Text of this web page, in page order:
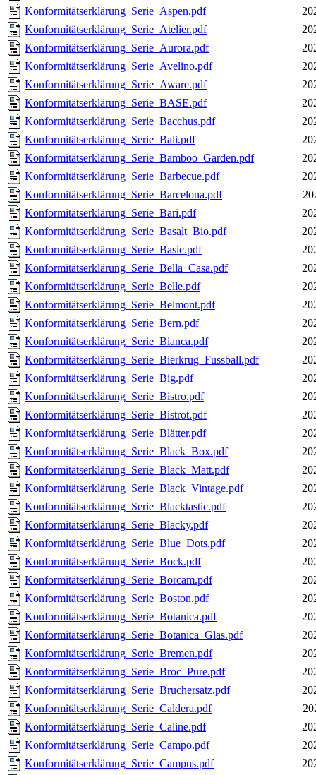
Konformitätserklärung_Serie_Aspen.pdf
Konformitätserklärung_Serie_Atelier.pdf
Konformitätserklärung_Serie_Aurora.pdf
Konformitätserklärung_Serie_Avelino.pdf
Konformitätserklärung_Serie_Aware.pdf
Konformitätserklärung_Serie_BASE.pdf
Konformitätserklärung_Serie_Bacchus.pdf
Konformitätserklärung_Serie_Bali.pdf
Konformitätserklärung_Serie_Bamboo_Garden.pdf
Konformitätserklärung_Serie_Barbecue.pdf
Konformitätserklärung_Serie_Barcelona.pdf
Konformitätserklärung_Serie_Bari.pdf
Konformitätserklärung_Serie_Basalt_Bio.pdf
Konformitätserklärung_Serie_Basic.pdf
Konformitätserklärung_Serie_Bella_Casa.pdf
Konformitätserklärung_Serie_Belle.pdf
Konformitätserklärung_Serie_Belmont.pdf
Konformitätserklärung_Serie_Bern.pdf
Konformitätserklärung_Serie_Bianca.pdf
Konformitätserklärung_Serie_Bierkrug_Fussball.pdf
Konformitätserklärung_Serie_Big.pdf
Konformitätserklärung_Serie_Bistro.pdf
Konformitätserklärung_Serie_Bistrot.pdf
Konformitätserklärung_Serie_Blätter.pdf
Konformitätserklärung_Serie_Black_Box.pdf
Konformitätserklärung_Serie_Black_Matt.pdf
Konformitätserklärung_Serie_Black_Vintage.pdf
Konformitätserklärung_Serie_Blacktastic.pdf
Konformitätserklärung_Serie_Blacky.pdf
Konformitätserklärung_Serie_Blue_Dots.pdf
Konformitätserklärung_Serie_Bock.pdf
Konformitätserklärung_Serie_Borcam.pdf
Konformitätserklärung_Serie_Boston.pdf
Konformitätserklärung_Serie_Botanica.pdf
Konformitätserklärung_Serie_Botanica_Glas.pdf
Konformitätserklärung_Serie_Bremen.pdf
Konformitätserklärung_Serie_Broc_Pure.pdf
Konformitätserklärung_Serie_Bruchersatz.pdf
Konformitätserklärung_Serie_Caldera.pdf
Konformitätserklärung_Serie_Caline.pdf
Konformitätserklärung_Serie_Campo.pdf
Konformitätserklärung_Serie_Campus.pdf